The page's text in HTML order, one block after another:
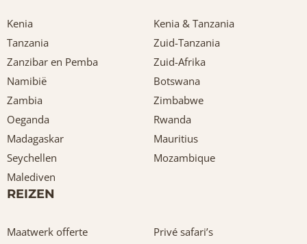
Kenia
Kenia & Tanzania
Tanzania
Zuid-Tanzania
Zanzibar en Pemba
Zuid-Afrika
Namibië
Botswana
Zambia
Zimbabwe
Oeganda
Rwanda
Madagaskar
Mauritius
Seychellen
Mozambique
Malediven
REIZEN
Maatwerk offerte
Privé safari’s